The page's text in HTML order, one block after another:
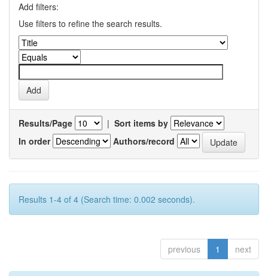
Add filters:
Use filters to refine the search results.
Results/Page | Sort items by
In order
Authors/record
Results 1-4 of 4 (Search time: 0.002 seconds).
previous 1 next